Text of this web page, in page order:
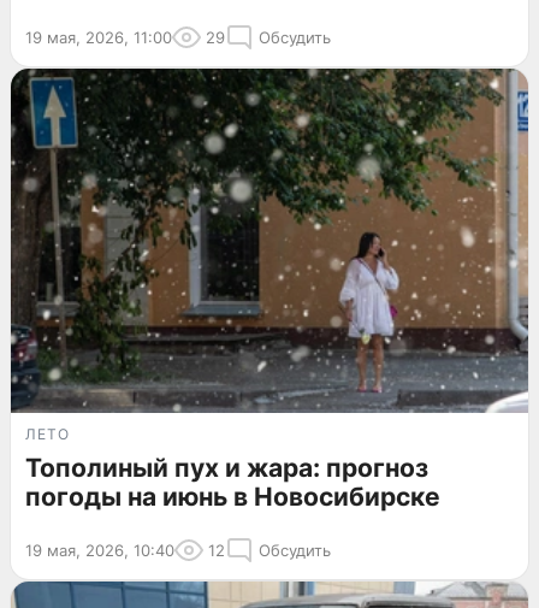
19 мая, 2026, 11:00 29 Обсудить
ЛЕТО
Тополиный пух и жара: прогноз
погоды на июнь в Новосибирске
19 мая, 2026, 10:40 12 Обсудить